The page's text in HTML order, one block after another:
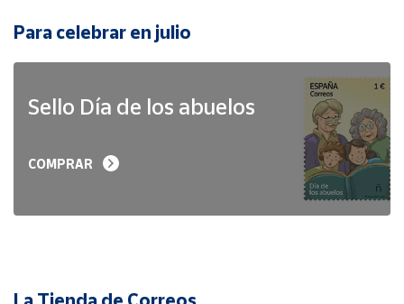
Para celebrar en julio
Sello Día de los abuelos
COMPRAR